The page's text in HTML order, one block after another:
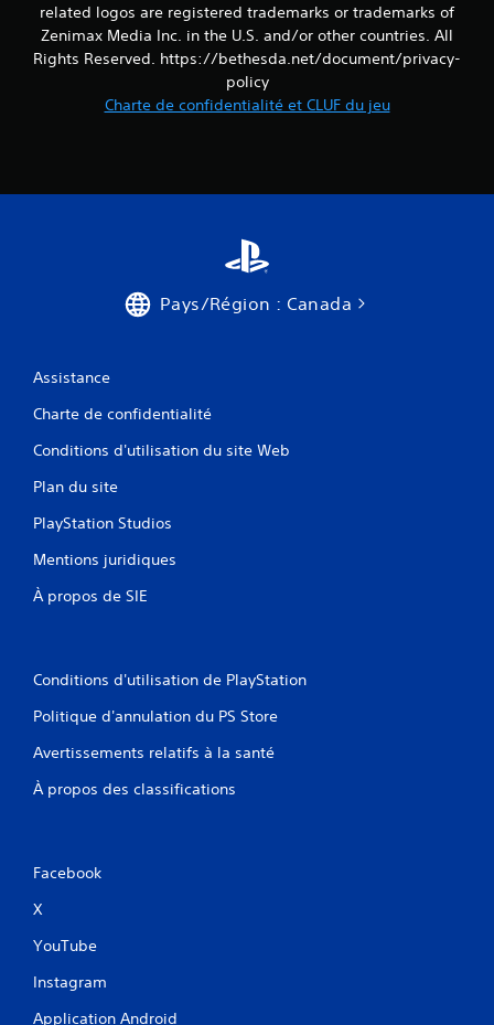
related logos are registered trademarks or trademarks of
Zenimax Media Inc. in the U.S. and/or other countries. All
Rights Reserved. https://bethesda.net/document/privacy-
policy
Charte de confidentialité et CLUF du jeu
Pays/Région : Canada
Assistance
Charte de confidentialité
Conditions d'utilisation du site Web
Plan du site
PlayStation Studios
Mentions juridiques
À propos de SIE
Conditions d'utilisation de PlayStation
Politique d'annulation du PS Store
Avertissements relatifs à la santé
À propos des classifications
Facebook
X
YouTube
Instagram
Application Android